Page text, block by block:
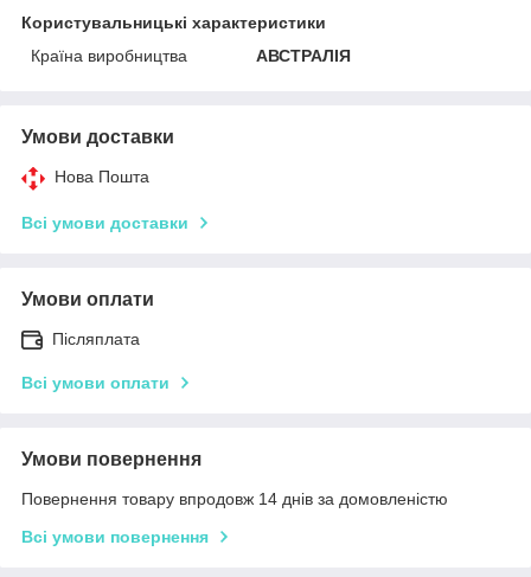
Користувальницькі характеристики
Країна виробництва
АВСТРАЛІЯ
Умови доставки
Нова Пошта
Всі умови доставки
Умови оплати
Післяплата
Всі умови оплати
Умови повернення
Повернення товару впродовж 14 днів за домовленістю
Всі умови повернення